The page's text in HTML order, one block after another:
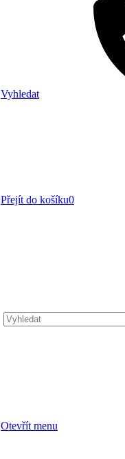
Vyhledat
Přejít do košíku0
Otevřít menu